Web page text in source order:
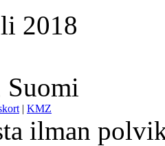
2018
Suomi
| KMZ
ilman